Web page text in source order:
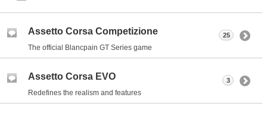
Assetto Corsa Competizione
The official Blancpain GT Series game
25
Assetto Corsa EVO
Redefines the realism and features
3